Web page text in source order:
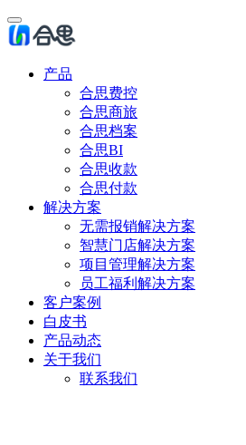
产品
合思费控
合思商旅
合思档案
合思BI
合思收款
合思付款
解决方案
无需报销解决方案
智慧门店解决方案
项目管理解决方案
员工福利解决方案
客户案例
白皮书
产品动态
关于我们
联系我们